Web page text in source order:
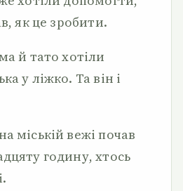
як це зробити.
й тато хотіли
у ліж­ко. Та він і
міській вежі почав
годину, хтось